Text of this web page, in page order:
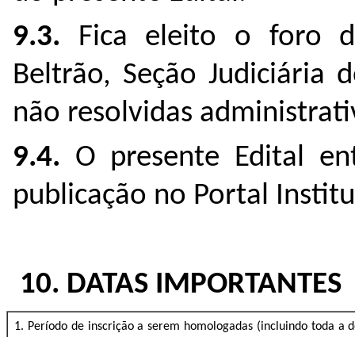
9.3. Fica eleito o foro
Beltrão, Seção Judiciária
não resolvidas
9.4. O presente Edital
publicação no Portal
10. DATAS IMPORTANTES
1. Período de inscrição a serem homologadas (incluindo toda a